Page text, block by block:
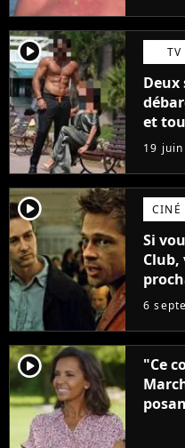
player2 TV
et
(exclu)
19
player2 CINÉ
Si
Club,
avec
6
player2
"Ce